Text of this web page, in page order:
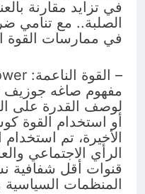
في تزايد مقارنة
الصلبة.. مع تنامي
في ممارسات القوة
مفهوم صاغه جوزيف
لوصف القدرة على
أو استخدام القوة
الأخيرة، تم
الرأي الاجتماعي
قنوات أقل شفافية
المنظمات السياسية